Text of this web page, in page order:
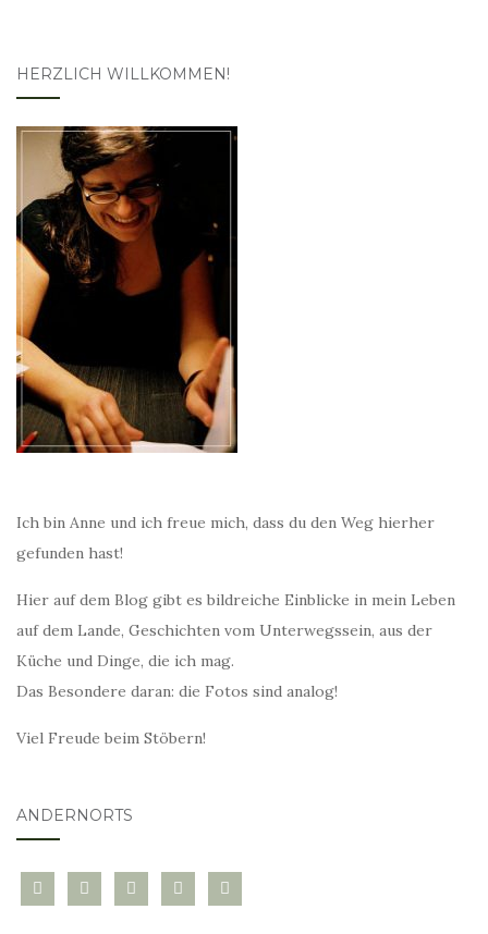
HERZLICH WILLKOMMEN!
Ich bin Anne und ich freue mich, dass du den Weg hierher
gefunden hast!
Hier auf dem Blog gibt es bildreiche Einblicke in mein Leben
auf dem Lande, Geschichten vom Unterwegssein, aus der
Küche und Dinge, die ich mag.
Das Besondere daran: die Fotos sind analog!
Viel Freude beim Stöbern!
ANDERNORTS
bloglovininstagramtwitter pinterest
mail